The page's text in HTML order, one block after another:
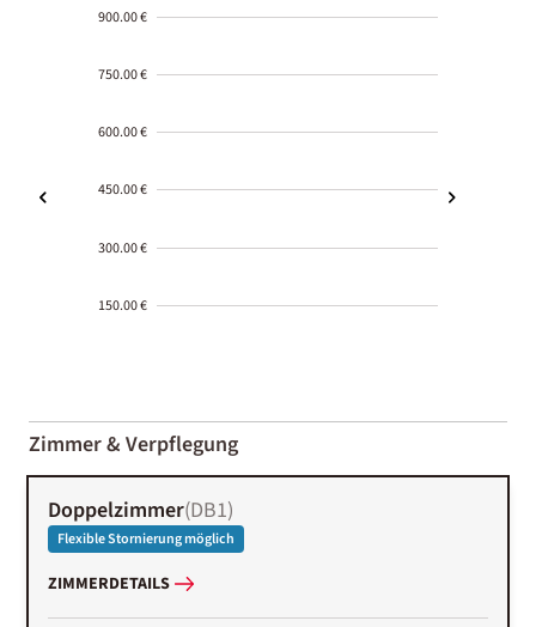
900.00 €
750.00 €
600.00 €
450.00 €
300.00 €
150.00 €
01-02
Zimmer & Verpflegung
Doppelzimmer(DB1)
Flexible Stornierung möglich
ZIMMERDETAILS